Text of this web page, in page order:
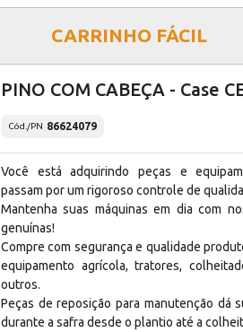
CARRINHO FÁCIL
PINO COM CABEÇA - Case
Cód./PN 86624079
Você está adquirindo peças e
passam por um rigoroso controle de
Mantenha suas máquinas em dia com
genuínas!
Compre com segurança e qualidade
equipamento agrícola, tratores,
outros.
Peças de reposição para manutenção dá
durante a safra desde o plantio até a